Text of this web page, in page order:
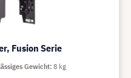
Fusion Serie
Gewicht 8 kg